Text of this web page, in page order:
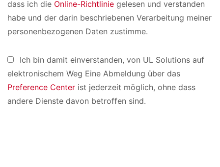
dass ich die Online-Richtlinie gelesen und verstanden
habe und der darin beschriebenen Verarbeitung meiner
personenbezogenen Daten zustimme.
Ich bin damit einverstanden, von UL Solutions auf
elektronischem Weg Eine Abmeldung über das
Preference Center ist jederzeit möglich, ohne dass
andere Dienste davon betroffen sind.